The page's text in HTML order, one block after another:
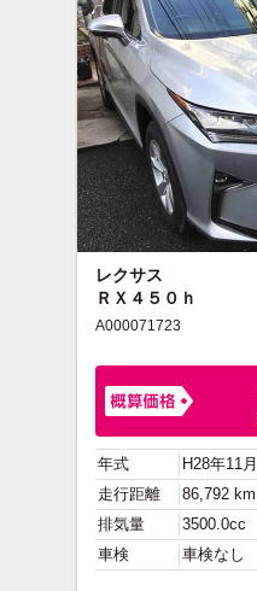
レクサス
ＲＸ４５０ｈ
A000071723
年式
H28年11
走行距離
86,792 km
排気量
3500.0cc
車検
車検なし